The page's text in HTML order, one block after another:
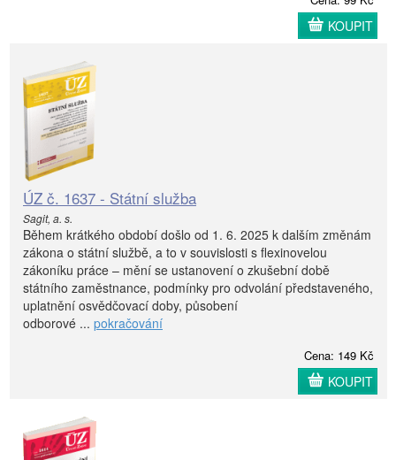
KOUPIT
ÚZ č. 1637 - Státní služba
Sagit, a. s.
Během krátkého období došlo od 1. 6. 2025 k dalším změnám
zákona o státní službě, a to v souvislosti s flexinovelou
zákoníku práce – mění se ustanovení o zkušební době
státního zaměstnance, podmínky pro odvolání představeného,
uplatnění osvědčovací doby, působení
odborové ... pokračování
Cena: 149 Kč
KOUPIT